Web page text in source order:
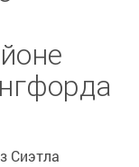
Сиэтла